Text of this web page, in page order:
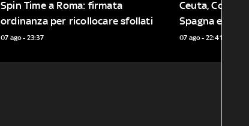
Spin Time a Roma: firmata
ordinanza per ricollocare sfollati
07 ago - 23:37
Ceuta, Conte:
Spagna e
07 ago - 22:41